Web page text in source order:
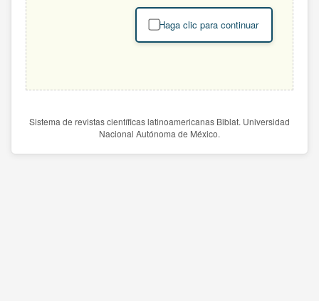
Haga clic para continuar
Sistema de revistas científicas latinoamericanas Biblat. Universidad
Nacional Autónoma de México.